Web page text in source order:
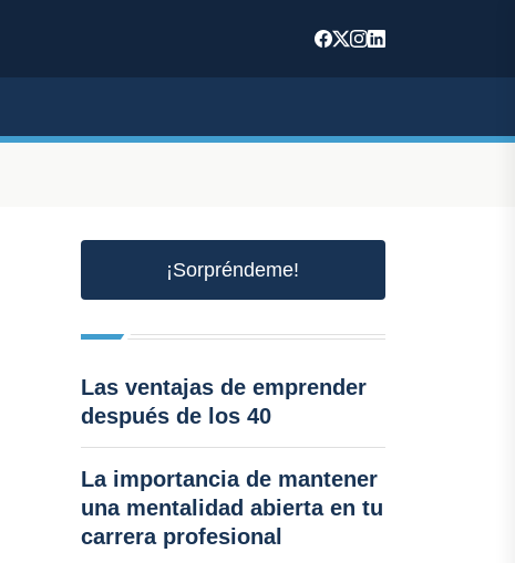
¡Sorpréndeme!
Las ventajas de emprender
después de los 40
La importancia de mantener
una mentalidad abierta en tu
carrera profesional